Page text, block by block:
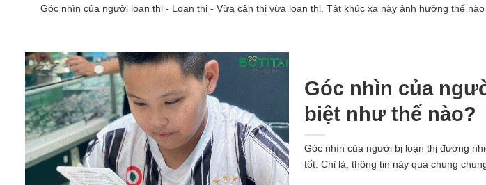
Góc nhìn của người loạn thị - Loạn thị - Vừa cận thị vừa loạn thị. Tật khúc xạ này ảnh hưởng thế
Góc nhìn của
biệt như thế nào?
Góc nhìn của người bị loạn thị đương
tốt. Chỉ là, thông tin này quá chung